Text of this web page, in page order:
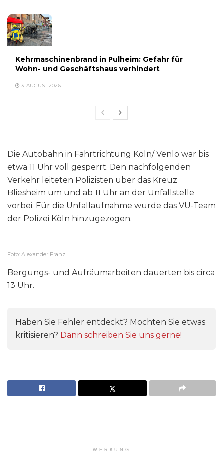
Kehrmaschinenbrand in Pulheim: Gefahr für
Wohn- und Geschäftshaus verhindert
3. AUGUST 2026
Die Autobahn in Fahrtrichtung Köln/ Venlo war bis
etwa 11 Uhr voll gesperrt. Den nachfolgenden
Verkehr leiteten Polizisten über das Kreuz
Bliesheim um und ab 11 Uhr an der Unfallstelle
vorbei. Für die Unfallaufnahme wurde das VU-Team
der Polizei Köln hinzugezogen.
Foto: Alexander Franz
Bergungs- und Aufräumarbeiten dauerten bis circa
13 Uhr.
Haben Sie Fehler entdeckt? Möchten Sie etwas
kritisieren? Dann schreiben Sie uns gerne!
WERBUNG